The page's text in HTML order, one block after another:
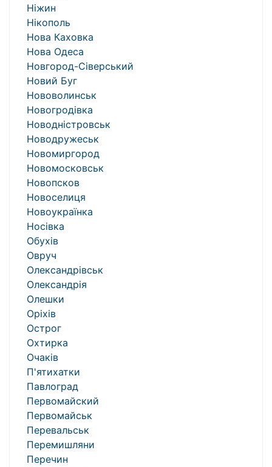
Ніжин
Нікополь
Нова Каховка
Нова Одеса
Новгород-Сіверський
Новий Буг
Нововолинськ
Новогродівка
Новодністровськ
Новодружеськ
Новомиргород
Новомосковськ
Новопсков
Новоселиця
Новоукраїнка
Носівка
Обухів
Овруч
Олександрівськ
Олександрія
Олешки
Оріхів
Острог
Охтирка
Очаків
П'ятихатки
Павлоград
Первомайский
Первомайськ
Перевальськ
Перемишляни
Перечин